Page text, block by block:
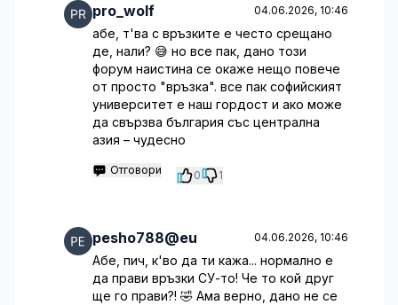
pro_wolf 04.06.2026, 10:46
абе, т'ва с връзките е често срещано
де, нали? 😅 но все пак, дано този
форум наистина се окаже нещо повече
от просто "връзка". все пак софийският
университет е наш гордост и ако може
да свързва българия със централна
азия – чудесно
Отговори 0 1
pesho788@eu 04.06.2026, 10:46
Абе, пич, к'во да ти кажа... нормално е
да прави връзки СУ-то! Че то кой друг
ще го прави?! 🤣 Ама верно, дано не се